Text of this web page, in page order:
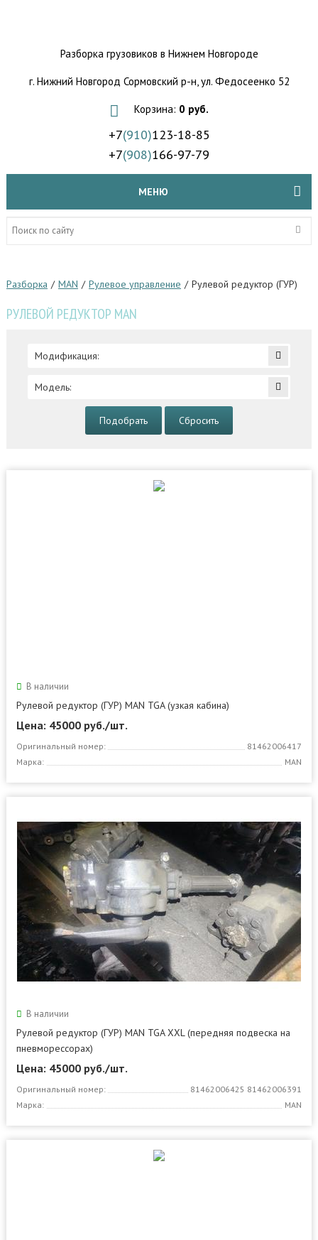
Разборка грузовиков в Нижнем Новгороде
г. Нижний Новгород Сормовский р-н,ул. Федосеенко 52
Корзина: 0 руб.
+7(910)123-18-85
+7(908)166-97-79
МЕНЮ
Разборка / MAN / Рулевое управление / Рулевой редуктор (ГУР)
РУЛЕВОЙ РЕДУКТОР MAN
Модификация:
Модель:
Подобрать Сбросить
В наличии
Рулевой редуктор (ГУР) MAN TGA (узкая кабина)
Цена: 45000 руб./шт.
Оригинальный номер:
81462006417
Марка:
MAN
В наличии
Рулевой редуктор (ГУР) MAN TGA XXL (передняя подвеска на
пневморессорах)
Цена: 45000 руб./шт.
Оригинальный номер:
81462006425 81462006391
Марка:
MAN